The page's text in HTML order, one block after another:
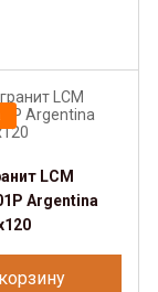
LCM
Argentina